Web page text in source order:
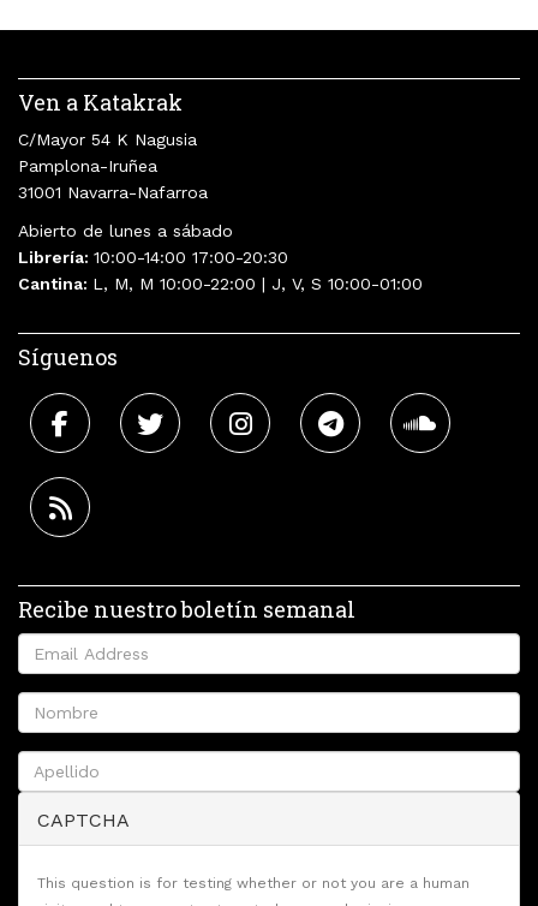
Ven a Katakrak
C/Mayor 54 K Nagusia
Pamplona-Iruñea
31001 Navarra-Nafarroa
Abierto de lunes a sábado
Librería: 10:00-14:00 17:00-20:30
Cantina: L, M, M 10:00-22:00 | J, V, S 10:00-01:00
Síguenos
Recibe nuestro boletín semanal
CAPTCHA
This question is for testing whether or not you are a human